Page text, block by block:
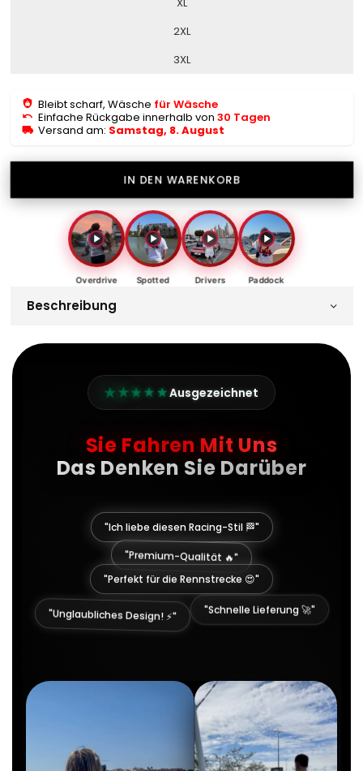
2XL
3XL
Bleibt scharf, Wäsche für Wäsche
Einfache Rückgabe innerhalb von 30 Tagen
Versand am: Samstag, 8. August
IN DEN WARENKORB
Overdrive Spotted Drivers Paddock
Beschreibung
★★★★★Ausgezeichnet
Sie Fahren Mit Uns
Das Denken Sie Darüber
"Ich liebe diesen Racing-Stil 🏁"
"Premium-Qualität 🔥"
"Perfekt für die Rennstrecke 😍"
"Unglaubliches Design! ⚡" "Schnelle Lieferung 🚀"